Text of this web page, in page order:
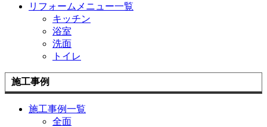
リフォームメニュー一覧
キッチン
浴室
洗面
トイレ
施工事例
施工事例一覧
全面